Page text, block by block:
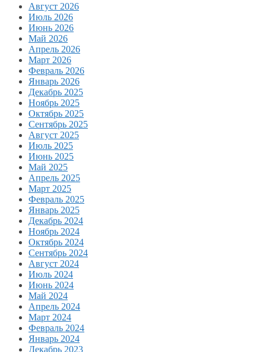
Август 2026
Июль 2026
Июнь 2026
Май 2026
Апрель 2026
Март 2026
Февраль 2026
Январь 2026
Декабрь 2025
Ноябрь 2025
Октябрь 2025
Сентябрь 2025
Август 2025
Июль 2025
Июнь 2025
Май 2025
Апрель 2025
Март 2025
Февраль 2025
Январь 2025
Декабрь 2024
Ноябрь 2024
Октябрь 2024
Сентябрь 2024
Август 2024
Июль 2024
Июнь 2024
Май 2024
Апрель 2024
Март 2024
Февраль 2024
Январь 2024
Декабрь 2023